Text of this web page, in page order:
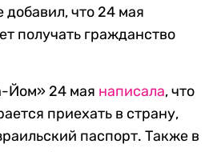
что 24 мая
получать гражданство
Йом» 24 мая написала, что
приехать в страну,
паспорт. Также в